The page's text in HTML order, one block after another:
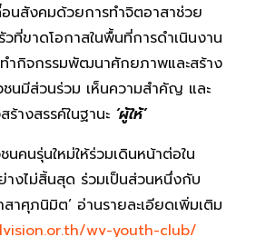
นสังคมด้วยการทำจิตอาสาช่วย
วที่ขาดโอกาสในพื้นที่การดำเนินงาน
ำกิจกรรมพัฒนาศักยภาพและสร้าง
ชนมีส่วนร่วม เห็นความสำคัญ และ
างสรรค์ในฐานะ ‘ผู้ให้’
นคนรุ่นใหม่ให้ร่วมเดินหน้าต่อใน
างไม่สิ้นสุด ร่วมเป็นส่วนหนึ่งกับ
สาศุภนิมิต’ อ่านรายละเอียดเพิ่มเติม
wv-youth-club/